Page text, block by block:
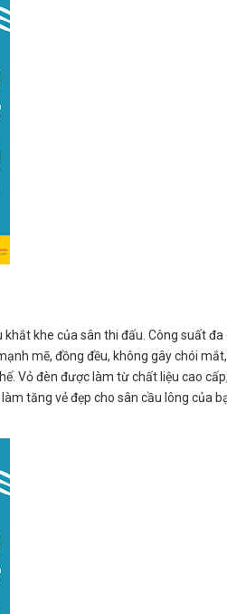
khe của sân thi đấu. Công suất
mẽ, đồng đều, không gây chói
Vỏ đèn được làm từ chất liệu cao
tăng vẻ đẹp cho sân cầu lông của